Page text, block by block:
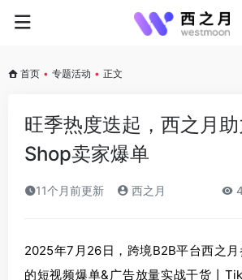
首页 • 专题活动 • 正文
旺季热度迭起，西之月
Shop卖家爆单
11个月前更新 西之月
2025年7月26日，跨境B2B平台西之
的短视频爆单&广告放量实战干货丨